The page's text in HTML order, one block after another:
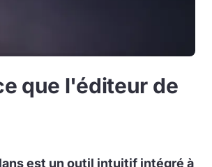
que l'éditeur de
est un outil intuitif intégré à